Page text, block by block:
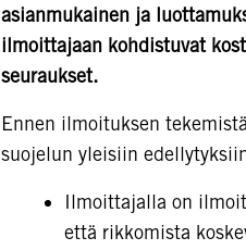
asianmukainen ja
ilmoittajaan kohdistuvat
seuraukset.
Ennen ilmoituksen
suojelun yleisiin
Ilmoittajalla on
että rikkomista